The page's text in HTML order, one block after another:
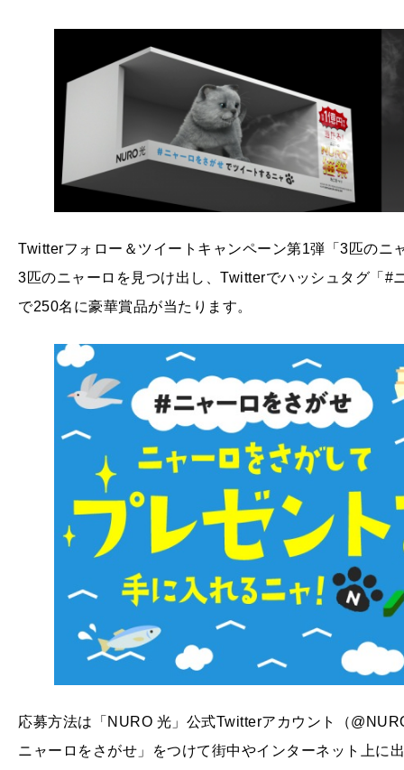
Twitterフォロー＆ツイートキャンペーン第1弾「3匹のニ
3匹のニャーロを見つけ出し、Twitterでハッシュタグ「#
で250名に豪華賞品が当たります。
応募方法は「NURO 光」公式Twitterアカウント（
ニャーロをさがせ」をつけて街中やインターネット上に